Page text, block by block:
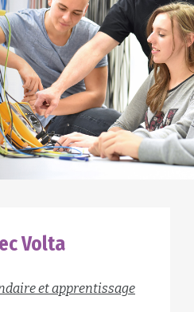
Volta
et apprentissage